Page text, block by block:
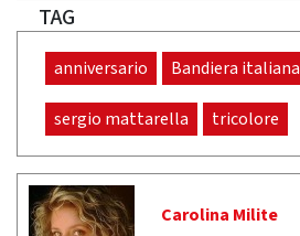
TAG
anniversario Bandiera italiana
sergio mattarella tricolore
Carolina Milite